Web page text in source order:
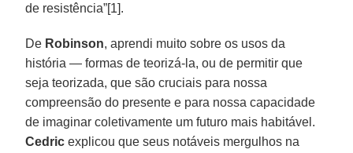
de resistência”[1].
De Robinson, aprendi muito sobre os usos da
história — formas de teorizá-la, ou de permitir que
seja teorizada, que são cruciais para nossa
compreensão do presente e para nossa capacidade
de imaginar coletivamente um futuro mais habitável.
Cedric explicou que seus notáveis ​​mergulhos na